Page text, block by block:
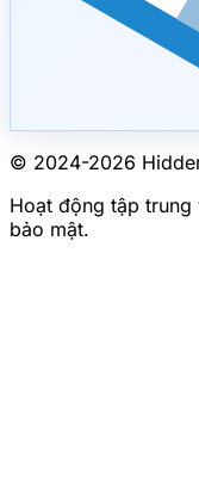
© 2024-2026
Hoạt động tập
bảo mật.